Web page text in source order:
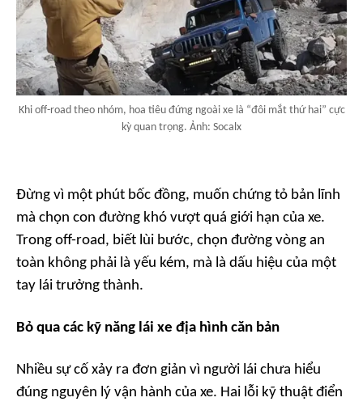
Khi off-road theo nhóm, hoa tiêu đứng ngoài xe là “đôi mắt thứ hai” cực
kỳ quan trọng. Ảnh: Socalx
Đừng vì một phút bốc đồng, muốn chứng tỏ bản lĩnh
mà chọn con đường khó vượt quá giới hạn của xe.
Trong off-road, biết lùi bước, chọn đường vòng an
toàn không phải là yếu kém, mà là dấu hiệu của một
tay lái trưởng thành.
Bỏ qua các kỹ năng lái xe địa hình căn bản
Nhiều sự cố xảy ra đơn giản vì người lái chưa hiểu
đúng nguyên lý vận hành của xe. Hai lỗi kỹ thuật điển